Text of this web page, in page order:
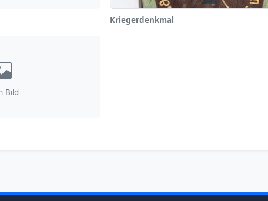
Kriegerdenkmal
Bild